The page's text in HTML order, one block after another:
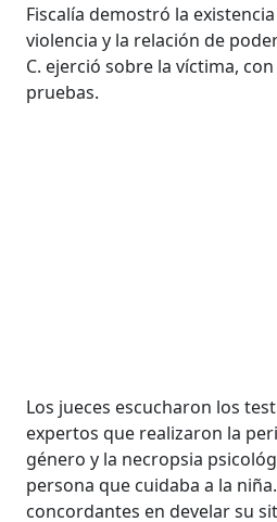
Fiscalía demostró la
violencia y la relación de
C. ejerció sobre la víctima,
pruebas.
Los jueces escucharon los
expertos que realizaron la
género y la necropsia
persona que cuidaba a la
concordantes en develar su